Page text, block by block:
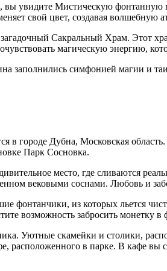
вы увидите Мистическую
свой цвет, создавая волшебную
Сакральный Храм. Этот
магическую энергию,
заполнились симфонией магии и
в городе Дубна, Московская
Парк Сосновка.
место, где сливаются
вековыми соснами. Любовь и
фонтанчики, из которых льется
возможность забросить монетку в
Уютные скамейки и столики,
расположенного в парке. В кафе